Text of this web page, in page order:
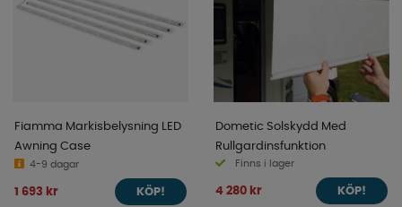
Fiamma Markisbelysning LED
Awning Case
4-9 dagar
1 693 kr KÖP!
Dometic Solskydd Med
Rullgardinsfunktion
Finns i lager
4 280 kr KÖP!